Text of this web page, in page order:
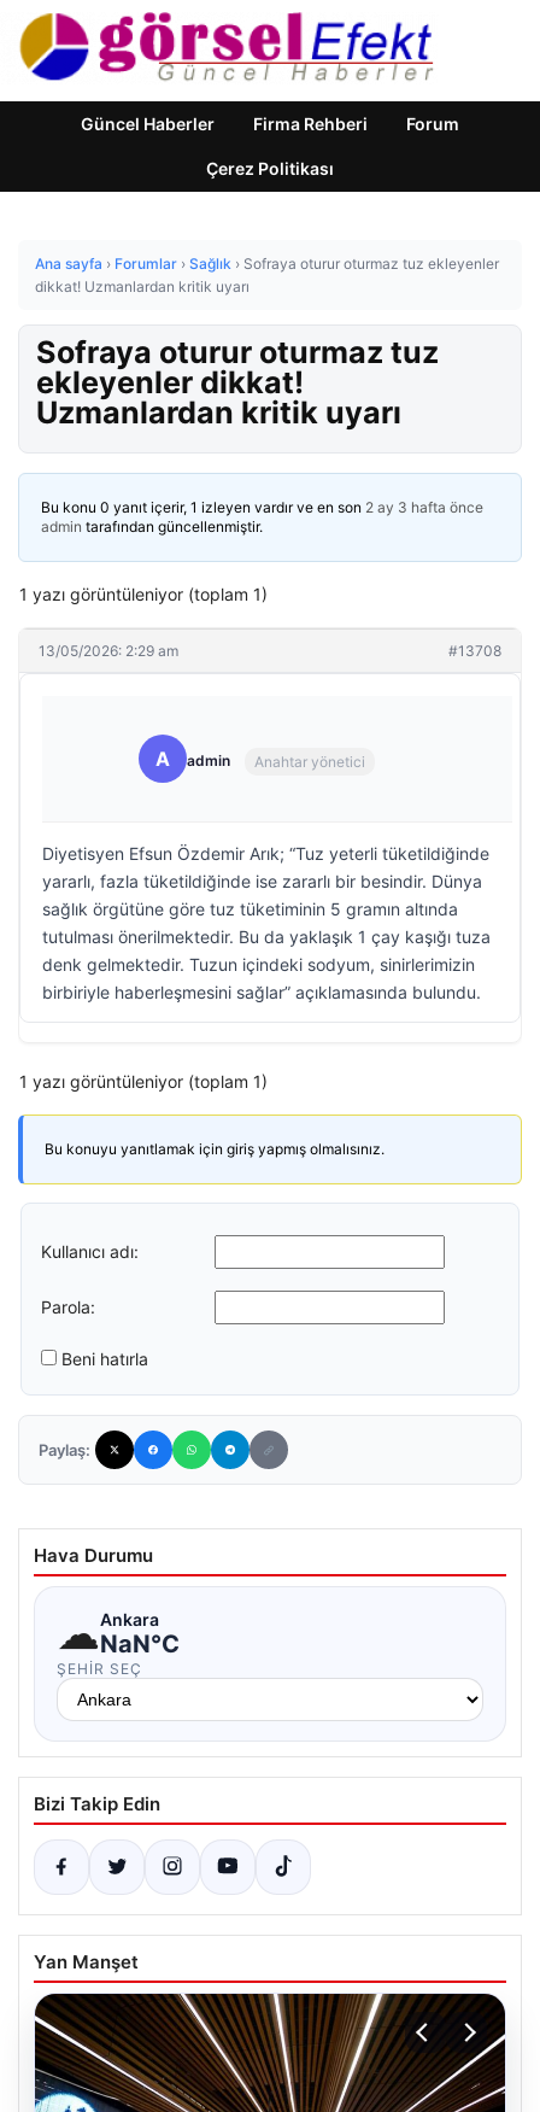
Güncel Haberler Firma Rehberi Forum
Çerez Politikası
Ana sayfa › Forumlar › Sağlık › Sofraya oturur oturmaz tuz ekleyenler
dikkat! Uzmanlardan kritik uyarı
Sofraya oturur oturmaz tuz
ekleyenler dikkat!
Uzmanlardan kritik uyarı
Bu konu 0 yanıt içerir, 1 izleyen vardır ve en son 2 ay 3 hafta önce
admin tarafından güncellenmiştir.
1 yazı görüntüleniyor (toplam 1)
13/05/2026: 2:29 am #13708
A admin Anahtar yönetici
Diyetisyen Efsun Özdemir Arık; “Tuz yeterli tüketildiğinde
yararlı, fazla tüketildiğinde ise zararlı bir besindir. Dünya
sağlık örgütüne göre tuz tüketiminin 5 gramın altında
tutulması önerilmektedir. Bu da yaklaşık 1 çay kaşığı tuza
denk gelmektedir. Tuzun içindeki sodyum, sinirlerimizin
birbiriyle haberleşmesini sağlar” açıklamasında bulundu.
1 yazı görüntüleniyor (toplam 1)
Bu konuyu yanıtlamak için giriş yapmış olmalısınız.
Kullanıcı adı:
Parola:
Beni hatırla
Paylaş:
Hava Durumu
☁Ankara
NaN°C
ŞEHIR SEÇ
Bizi Takip Edin
Yan Manşet